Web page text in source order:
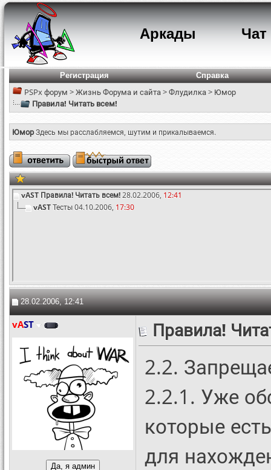
Аркады Чат
Регистрация Справка
PSPx форум >Жизнь Форума и сайта>Флудилка> Юмор
Правила! Читать всем!
ЮморЗдесь мы расслабляемся, шутим и прикалываемся.
vAST Правила! Читать всем!28.02.2006, 12:41
vASTТесты04.10.2006, 17:30
28.02.2006, 12:41
vAST Правила!
2.2.
2.2.1. Уже
которые
для